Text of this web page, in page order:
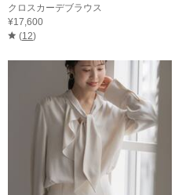
クロスカーデブラウス
¥17,600
(12)